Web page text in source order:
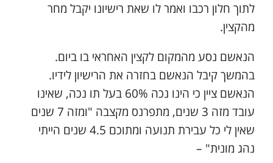
לתוך חלון רכבו ואמר לו שאת רישיונו יקבל מחר
מהקצין.
הנאשם נסע מהמקום לקצין האחראי בו ביום.
בהמשך קיבל הנאשם בחזרה את הרישיון לידיו.
הנאשם ציין כי הינו נכה 60% בעל תו נכה, שאינו
עובד מזה 3 שנים, מתפרנס מקצבה "ומזה 7 שנים
שאין לי כל עבירת תנועה ומתוכם 4.5 שנים הייתי
נהג מונית" –